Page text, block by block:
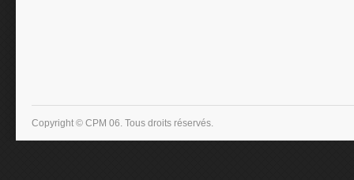
Copyright © CPM 06. Tous droits réservés.